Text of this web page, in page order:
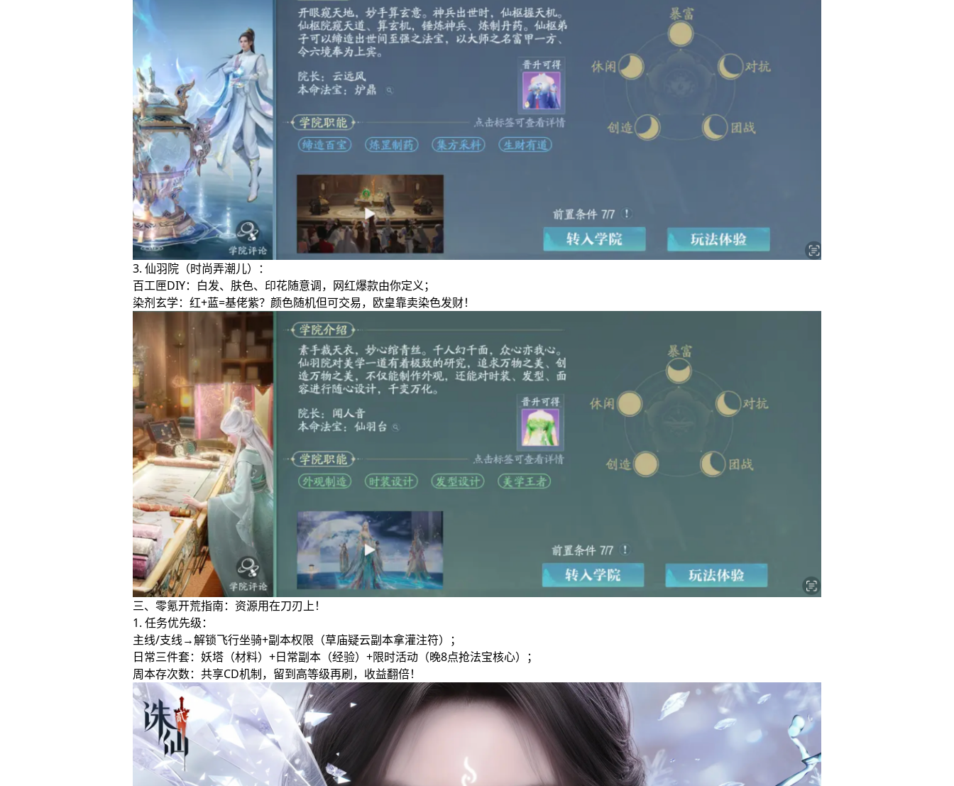
3. 仙羽院（时尚弄潮儿）：
百工匣DIY：白发、肤色、印花随意调，网红爆款由你定义；
染剂玄学：红+蓝=基佬紫？颜色随机但可交易，欧皇靠卖染色发财！
三、零氪开荒指南：资源用在刀刃上！
1. 任务优先级：
主线/支线→解锁飞行坐骑+副本权限（草庙疑云副本拿灌注符）；
日常三件套：妖塔（材料）+日常副本（经验）+限时活动（晚8点抢法宝核心）；
周本存次数：共享CD机制，留到高等级再刷，收益翻倍！